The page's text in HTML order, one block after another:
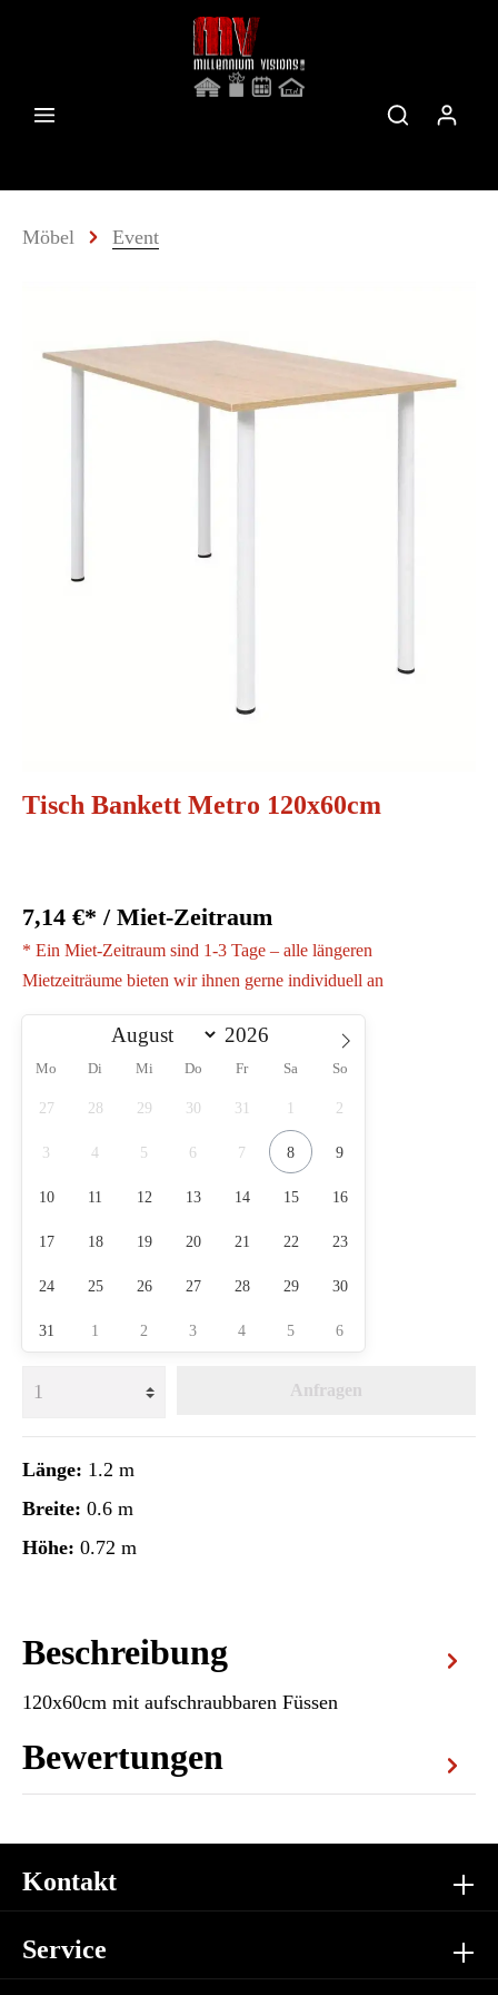
Möbel Event
Tisch Bankett Metro 120x60cm
7,14 €* / Miet-Zeitraum
* Ein Miet-Zeitraum sind 1-3 Tage – alle längeren
Mietzeiträume bieten wir ihnen gerne individuell an
Mo Di Mi Do Fr Sa So
27 28 29 30 31 2
3 4 5 6 7 8 9
10 11 12 13 14 15 16
17 18 19 20 21 22 23
24 25 26 27 28 29 30
31 1 2 3 4 5 6
Anfragen
Länge: 1.2 m
Breite: 0.6 m
Höhe: 0.72 m
Beschreibung
120x60cm mit aufschraubbaren Füssen
Bewertungen
Kontakt
Service